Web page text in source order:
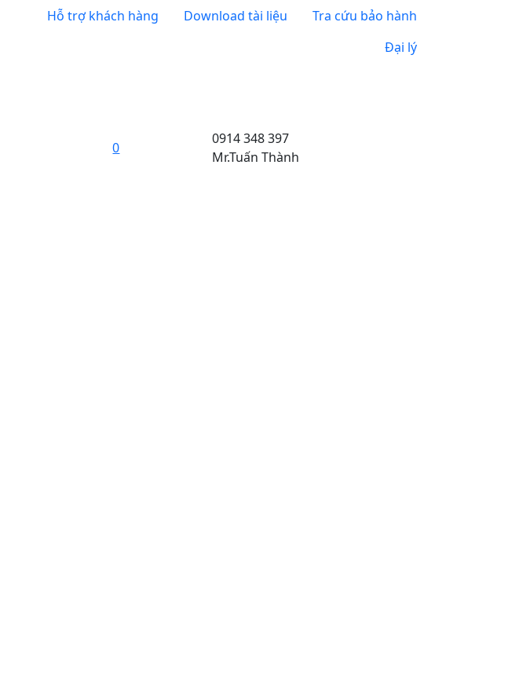
Hỗ trợ khách hàng Download tài liệu
Tra cứu bảo hành
Đại lý
0
0914 348 397
Mr.Tuấn Thành